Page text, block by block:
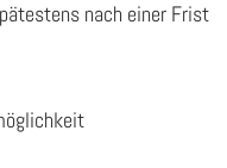
nach einer Frist